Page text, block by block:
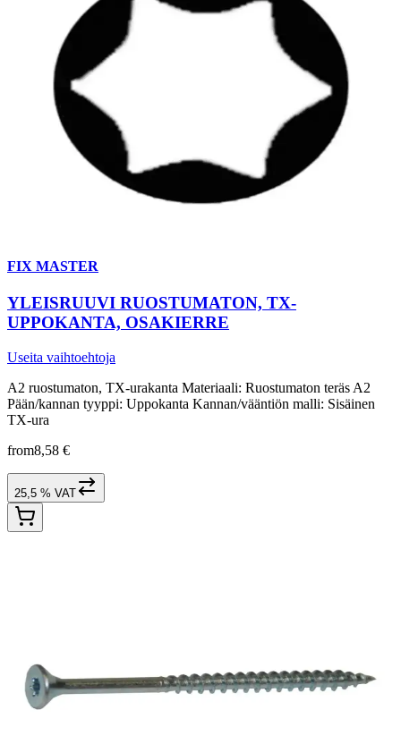
FIX MASTER
YLEISRUUVI RUOSTUMATON, TX-
UPPOKANTA, OSAKIERRE
Useita vaihtoehtoja
A2 ruostumaton, TX-urakanta Materiaali: Ruostumaton teräs A2
Pään/kannan tyyppi: Uppokanta Kannan/vääntiön malli: Sisäinen
TX-ura
from8,58 €
25,5 % VAT